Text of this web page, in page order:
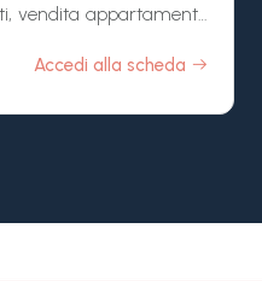
vendita appartamento
Accedi alla scheda